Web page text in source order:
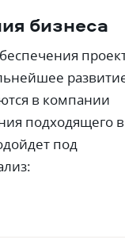
бизнеса
в компании
подходящего
под